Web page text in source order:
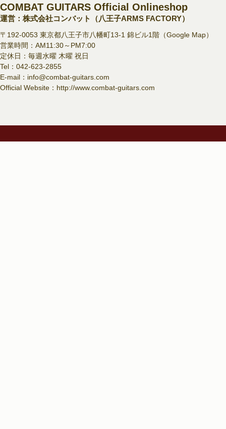
COMBAT GUITARS Official Onlineshop
運営：株式会社コンバット（八王子ARMS FACTORY）
〒192-0053 東京都八王子市八幡町13-1 錦ビル1階（Google Map）
営業時間：AM11:30～PM7:00
定休日：毎週水曜 木曜 祝日
Tel： 042-623-2855
E-mail： info@combat-guitars.com
Official Website： http://www.combat-guitars.com